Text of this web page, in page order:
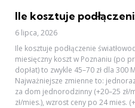
Ile kosztuje
6 lipca, 2026
Ile kosztuje podłączenie
miesięczny koszt w Poznaniu (po
dopłat) to zwykle 45–70 zł dla 300
Najważniejsze zmienne to:
za dom jednorodzinny (+20–25 zł/
zł/mies.), wzrost ceny po 24 mies.